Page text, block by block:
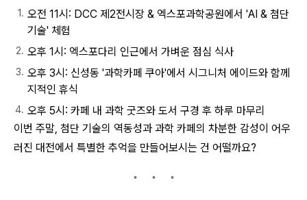
오전 11시: DCC 제2전시장 & 엑스포과학공원에서 'AI & 첨단
기술' 체험
오후 1시: 엑스포다리 인근에서 가벼운 점심 식사
오후 3시: 신성동 '과학카페 쿠아'에서 시그니처 에이드와 함께
지적인 휴식
오후 5시: 카페 내 과학 굿즈와 도서 구경 후 하루 마무리
이번 주말, 첨단 기술의 역동성과 과학 카페의 차분한 감성이 어우
러진 대전에서 특별한 추억을 만들어보시는 건 어떨까요?